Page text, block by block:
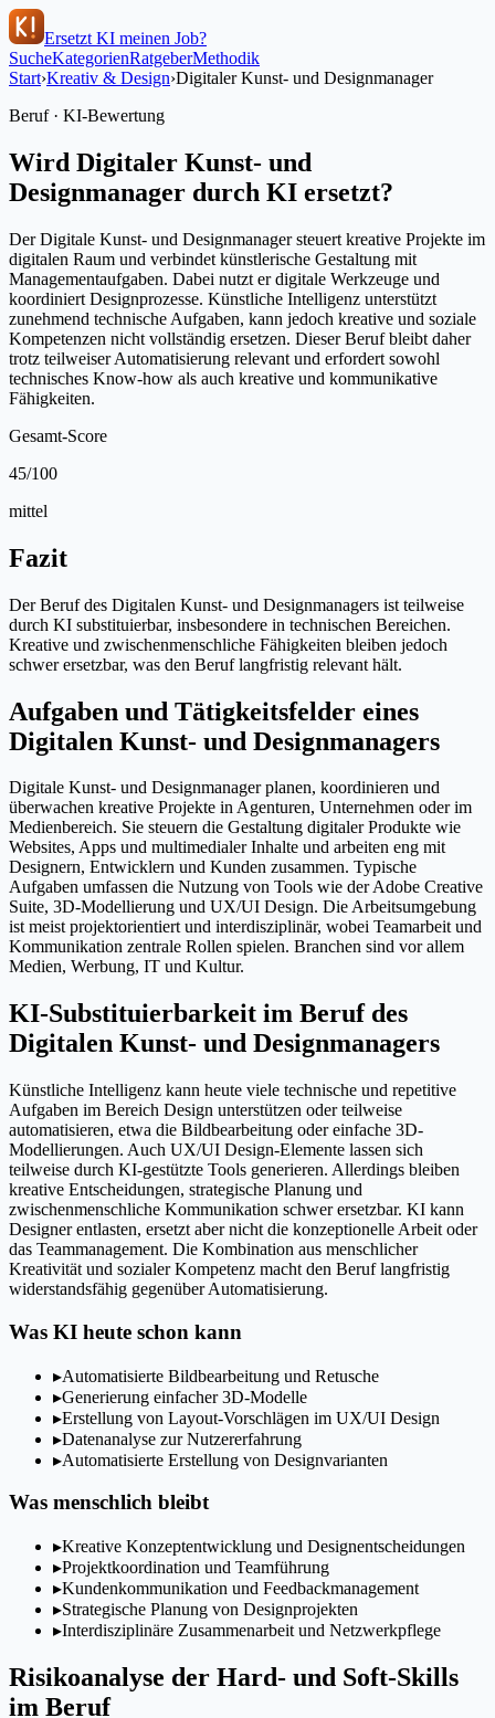
Ersetzt KI meinen Job?
SucheKategorienRatgeberMethodik
Start›Kreativ & Design›Digitaler Kunst- und Designmanager
Beruf · KI-Bewertung
Wird Digitaler Kunst- und
Designmanager durch KI ersetzt?
Der Digitale Kunst- und Designmanager steuert kreative Projekte im
digitalen Raum und verbindet künstlerische Gestaltung mit
Managementaufgaben. Dabei nutzt er digitale Werkzeuge und
koordiniert Designprozesse. Künstliche Intelligenz unterstützt
zunehmend technische Aufgaben, kann jedoch kreative und soziale
Kompetenzen nicht vollständig ersetzen. Dieser Beruf bleibt daher
trotz teilweiser Automatisierung relevant und erfordert sowohl
technisches Know-how als auch kreative und kommunikative
Fähigkeiten.
Gesamt-Score
45/100
mittel
Fazit
Der Beruf des Digitalen Kunst- und Designmanagers ist teilweise
durch KI substituierbar, insbesondere in technischen Bereichen.
Kreative und zwischenmenschliche Fähigkeiten bleiben jedoch
schwer ersetzbar, was den Beruf langfristig relevant hält.
Aufgaben und Tätigkeitsfelder eines
Digitalen Kunst- und Designmanagers
Digitale Kunst- und Designmanager planen, koordinieren und
überwachen kreative Projekte in Agenturen, Unternehmen oder im
Medienbereich. Sie steuern die Gestaltung digitaler Produkte wie
Websites, Apps und multimedialer Inhalte und arbeiten eng mit
Designern, Entwicklern und Kunden zusammen. Typische
Aufgaben umfassen die Nutzung von Tools wie der Adobe Creative
Suite, 3D-Modellierung und UX/UI Design. Die Arbeitsumgebung
ist meist projektorientiert und interdisziplinär, wobei Teamarbeit und
Kommunikation zentrale Rollen spielen. Branchen sind vor allem
Medien, Werbung, IT und Kultur.
KI-Substituierbarkeit im Beruf des
Digitalen Kunst- und Designmanagers
Künstliche Intelligenz kann heute viele technische und repetitive
Aufgaben im Bereich Design unterstützen oder teilweise
automatisieren, etwa die Bildbearbeitung oder einfache 3D-
Modellierungen. Auch UX/UI Design-Elemente lassen sich
teilweise durch KI-gestützte Tools generieren. Allerdings bleiben
kreative Entscheidungen, strategische Planung und
zwischenmenschliche Kommunikation schwer ersetzbar. KI kann
Designer entlasten, ersetzt aber nicht die konzeptionelle Arbeit oder
das Teammanagement. Die Kombination aus menschlicher
Kreativität und sozialer Kompetenz macht den Beruf langfristig
widerstandsfähig gegenüber Automatisierung.
Was KI heute schon kann
▸Automatisierte Bildbearbeitung und Retusche
▸Generierung einfacher 3D-Modelle
▸Erstellung von Layout-Vorschlägen im UX/UI Design
▸Datenanalyse zur Nutzererfahrung
▸Automatisierte Erstellung von Designvarianten
Was menschlich bleibt
▸Kreative Konzeptentwicklung und Designentscheidungen
▸Projektkoordination und Teamführung
▸Kundenkommunikation und Feedbackmanagement
▸Strategische Planung von Designprojekten
▸Interdisziplinäre Zusammenarbeit und Netzwerkpflege
Risikoanalyse der Hard- und Soft-Skills
im Beruf